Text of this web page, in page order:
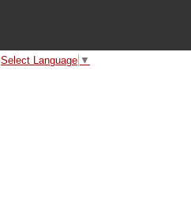
Select Language ▼